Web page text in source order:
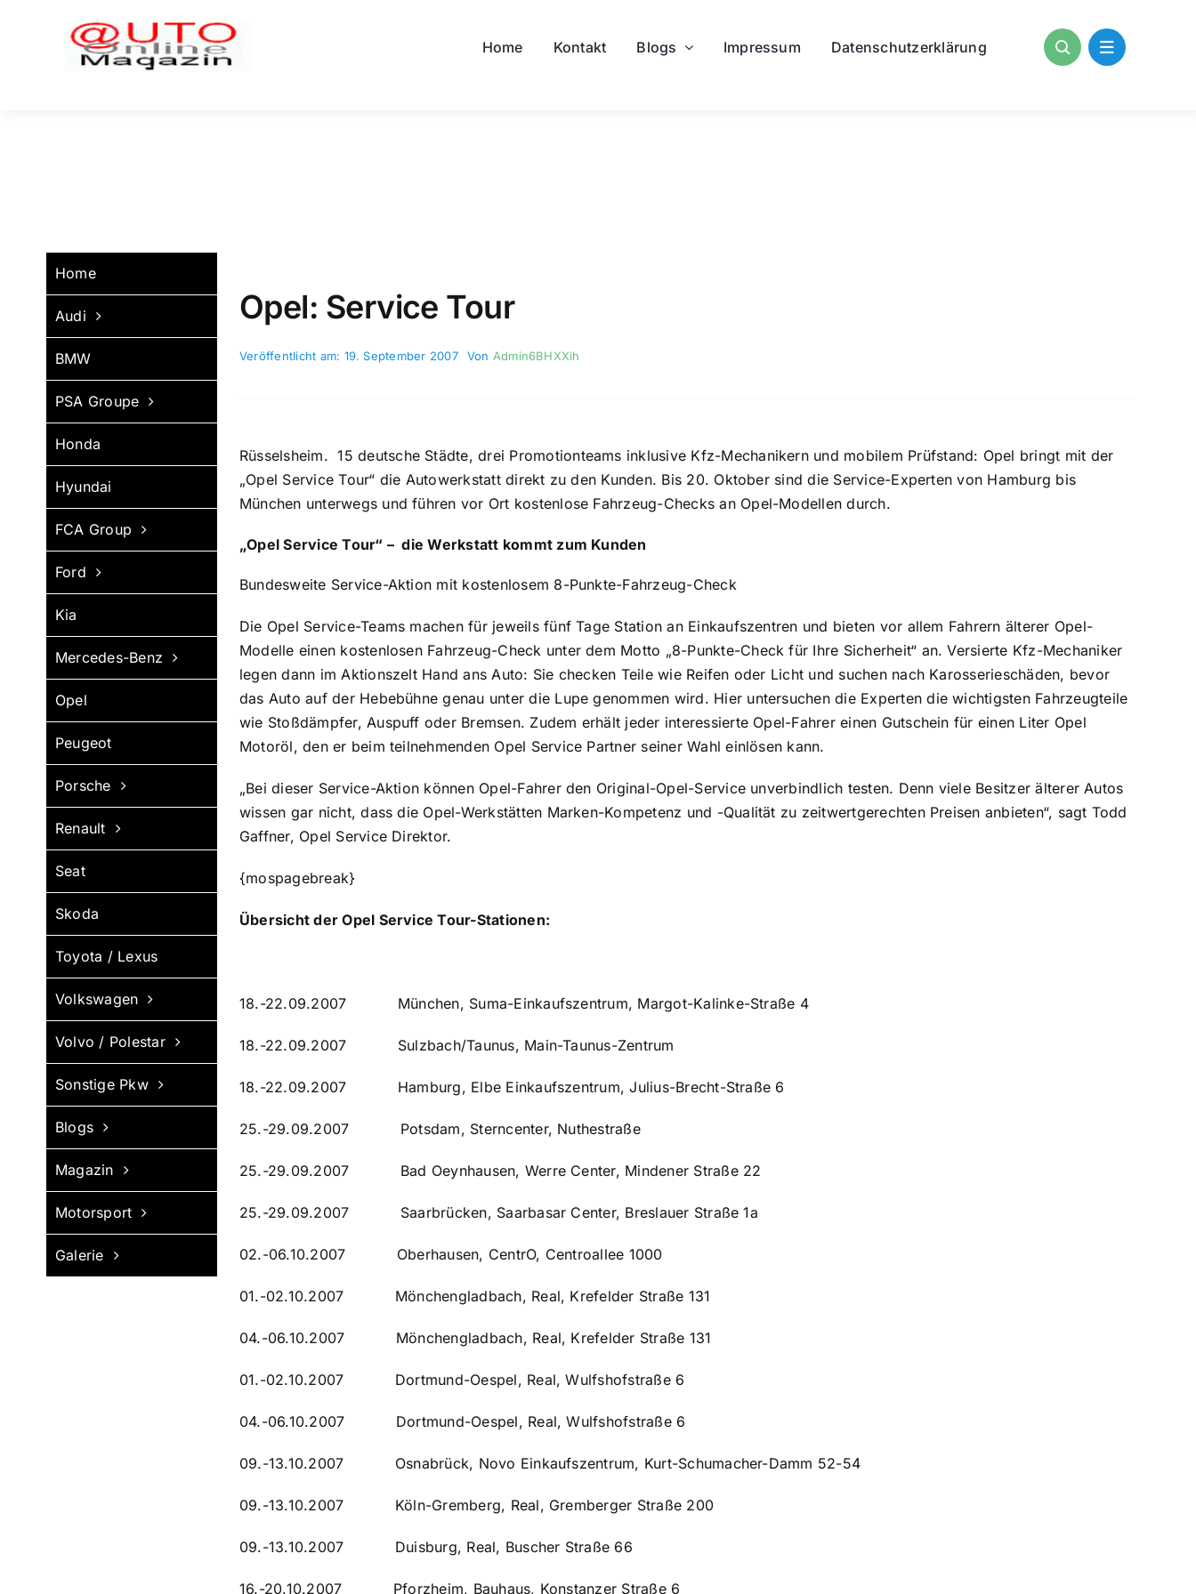
Home Kontakt Blogs Impressum Datenschutzerklärung
Home
Audi
BMW
PSA Groupe
Honda
Hyundai
FCA Group
Ford
Kia
Mercedes-Benz
Opel
Peugeot
Porsche
Renault
Seat
Skoda
Toyota / Lexus
Volkswagen
Volvo / Polestar
Sonstige Pkw
Blogs
Magazin
Motorsport
Galerie
Opel: Service Tour
Veröffentlicht am: 19. September 2007 Von Admin6BHXXih
Rüsselsheim. 15 deutsche Städte, drei Promotionteams inklusive Kfz-Mechanikern und mobilem Prüfstand: Opel bringt mit der
„Opel Service Tour“ die Autowerkstatt direkt zu den Kunden. Bis 20. Oktober sind die Service-Experten von Hamburg bis
München unterwegs und führen vor Ort kostenlose Fahrzeug-Checks an Opel-Modellen durch.
„Opel Service Tour“ – die Werkstatt kommt zum Kunden
Bundesweite Service-Aktion mit kostenlosem 8-Punkte-Fahrzeug-Check
Die Opel Service-Teams machen für jeweils fünf Tage Station an Einkaufszentren und bieten vor allem Fahrern älterer Opel-
Modelle einen kostenlosen Fahrzeug-Check unter dem Motto „8-Punkte-Check für Ihre Sicherheit“ an. Versierte Kfz-Mechaniker
legen dann im Aktionszelt Hand ans Auto: Sie checken Teile wie Reifen oder Licht und suchen nach Karosserieschäden, bevor
das Auto auf der Hebebühne genau unter die Lupe genommen wird. Hier untersuchen die Experten die wichtigsten Fahrzeugteile
wie Stoßdämpfer, Auspuff oder Bremsen. Zudem erhält jeder interessierte Opel-Fahrer einen Gutschein für einen Liter Opel
Motoröl, den er beim teilnehmenden Opel Service Partner seiner Wahl einlösen kann.
„Bei dieser Service-Aktion können Opel-Fahrer den Original-Opel-Service unverbindlich testen. Denn viele Besitzer älterer Autos
wissen gar nicht, dass die Opel-Werkstätten Marken-Kompetenz und -Qualität zu zeitwertgerechten Preisen anbieten“, sagt Todd
Gaffner, Opel Service Direktor.
{mospagebreak}
Übersicht der Opel Service Tour-Stationen:
18.-22.09.2007 München, Suma-Einkaufszentrum, Margot-Kalinke-Straße 4
18.-22.09.2007 Sulzbach/Taunus, Main-Taunus-Zentrum
18.-22.09.2007 Hamburg, Elbe Einkaufszentrum, Julius-Brecht-Straße 6
25.-29.09.2007 Potsdam, Sterncenter, Nuthestraße
25.-29.09.2007 Bad Oeynhausen, Werre Center, Mindener Straße 22
25.-29.09.2007 Saarbrücken, Saarbasar Center, Breslauer Straße 1a
02.-06.10.2007 Oberhausen, CentrO, Centroallee 1000
01.-02.10.2007 Mönchengladbach, Real, Krefelder Straße 131
04.-06.10.2007 Mönchengladbach, Real, Krefelder Straße 131
01.-02.10.2007 Dortmund-Oespel, Real, Wulfshofstraße 6
04.-06.10.2007 Dortmund-Oespel, Real, Wulfshofstraße 6
09.-13.10.2007 Osnabrück, Novo Einkaufszentrum, Kurt-Schumacher-Damm 52-54
09.-13.10.2007 Köln-Gremberg, Real, Gremberger Straße 200
09.-13.10.2007 Duisburg, Real, Buscher Straße 66
16.-20.10.2007 Pforzheim, Bauhaus, Konstanzer Straße 6